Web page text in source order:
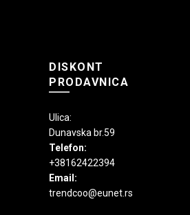
DISKONT
PRODAVNICA
Ulica:
Dunavska br.59
Telefon:
+38162422394
Email:
trendcoo@eunet.rs